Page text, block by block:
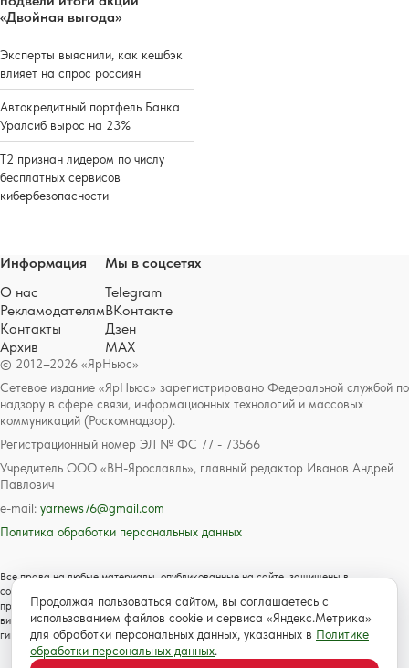
«Двойная выгода»
Эксперты выяснили, как кешбэк
влияет на спрос россиян
Автокредитный портфель Банка
Уралсиб вырос на 23%
Т2 признан лидером по числу
бесплатных сервисов
кибербезопасности
© 2012–2026 «ЯрНьюс»
Сетевое издание «ЯрНьюс» зарегистрировано Федеральной службой по
надзору в сфере связи, информационных технологий и массовых
коммуникаций (Роскомнадзор).
Регистрационный номер ЭЛ № ФС 77 - 73566
Учредитель ООО «ВН-Ярославль», главный редактор Иванов Андрей
Павлович
e-mail: yarnews76@gmail.com
Политика обработки персональных данных
Все права на любые материалы, опубликованные на сайте, защищены в
соответствии с российским и международным законодательством об авторском
праве и смежных правах. Любое использование текстовых, фото, аудио и
видеоматериалов возможно только с согласия правообладателя с обязательной
гиперссылкой на сайт https://www.yarnews.net; Для детей старше 16 лет.
Информация
О нас
Рекламодателям
Контакты
Архив
Мы в соцсетях
Telegram
ВКонтакте
Дзен
MAX
Продолжая пользоваться сайтом, вы соглашаетесь с
использованием файлов cookie и сервиса «Яндекс.Метрика»
для обработки персональных данных, указанных в Политике
обработки персональных данных.